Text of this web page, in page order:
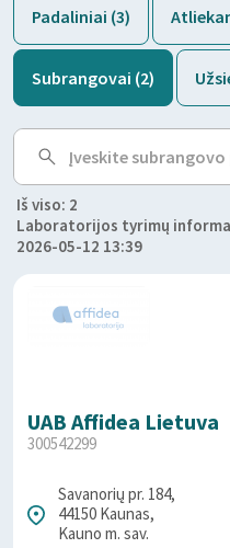
Padaliniai (3)
Subrangovai (2)
Iš viso: 2
Laboratorijos tyrimų
2026-05-12 13:39
UAB Affidea Lietuva
300542299
Savanorių pr. 184,
44150 Kaunas,
Kauno m. sav.